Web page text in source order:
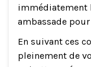
immédiatement
ambassade
En suivant ces
pleinement de